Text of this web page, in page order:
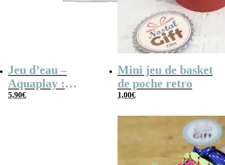
Jeu d’eau –
Aquaplay :
anneaux,
5,90€
Mini jeu de basket
de poche retro
1,00€